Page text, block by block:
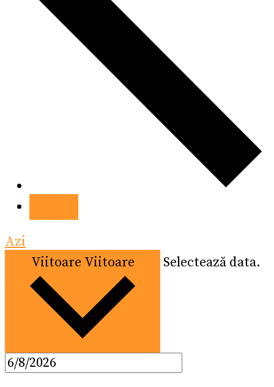
Azi
Viitoare Viitoare Selectează data.